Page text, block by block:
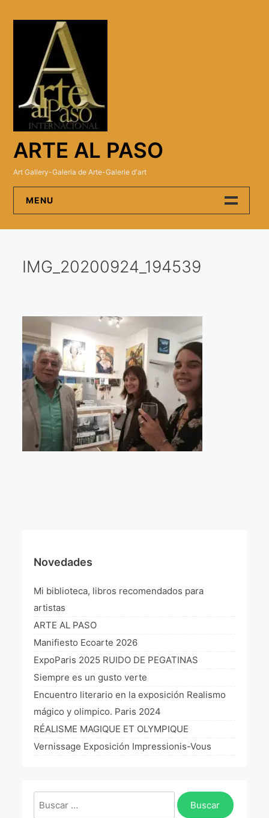
ARTE AL PASO
Art Gallery-Galeria de Arte-Galerie d'art
MENU
Artistas
Visitas a los ateliers o talleres de artistas
Presse
Qué dicen de nosotros?
Aviso legal
Política de cookies
Expositions
¡VIVE Molière! Un hommage latino-américain à
Molière 2022
Exposición París 2021 “Traverser ton miroir” «A
través de tu espejo»
La Formule de l’art París 2020
L’art Colombien à Paris 2019
L’art Latino-américain à Paris 2019
Reflecting Source. NY 2019
«Sincronías con sentido» Bogotá Colombia 2019
«Huellas trashumantes» New York 2018
La Fórmula Científica Del Arte
IMG_20200924_194539
Novedades
Mi biblioteca, libros recomendados para
artistas
ARTE AL PASO
Manifiesto Ecoarte 2026
ExpoParis 2025 RUIDO DE PEGATINAS
Siempre es un gusto verte
Encuentro literario en la exposición Realismo
mágico y olimpico. Paris 2024
RÉALISME MAGIQUE ET OLYMPIQUE
Vernissage Exposición Impressionis-Vous
Buscar: